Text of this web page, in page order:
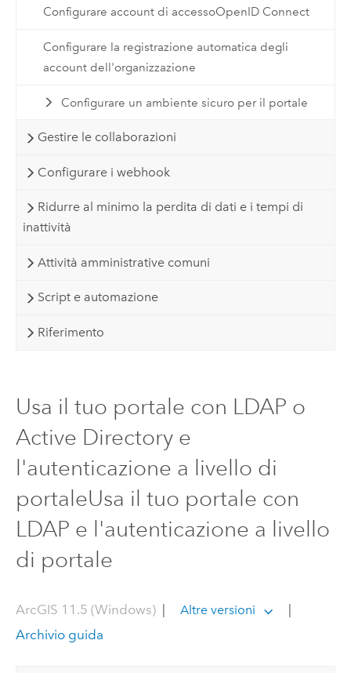
Configurare account di accessoOpenID Connect
Configurare la registrazione automatica degli
account dell'organizzazione
Configurare un ambiente sicuro per il portale
Gestire le collaborazioni
Configurare i webhook
Ridurre al minimo la perdita di dati e i tempi di
inattività
Attività amministrative comuni
Script e automazione
Riferimento
Usa il tuo portale con LDAP o
Active Directory e
l'autenticazione a livello di
portaleUsa il tuo portale con
LDAP e l'autenticazione a livello
di portale
ArcGIS 11.5 (Windows)| Altre versioni
|
Archivio guida